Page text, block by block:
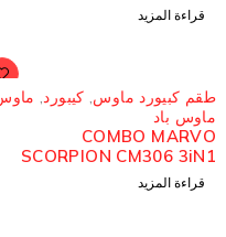
قراءة المزيد
مُباع
طقم كبيورد ماوس,كيبورد ,ماوس,
ماوس باد
COMBO MARVO
SCORPION CM306 3iN1
قراءة المزيد